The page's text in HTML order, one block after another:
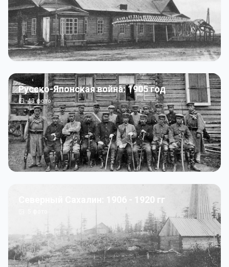
Русско-Японская война: 1905 год
43фото
Северный Сахалин: 1906 - 1920 гг